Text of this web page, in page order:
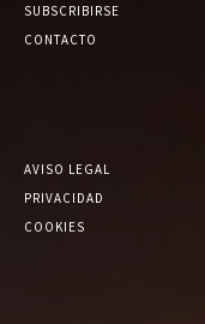
SUBSCRIBIRSE
CONTACTO
AVISO LEGAL
PRIVACIDAD
COOKIES